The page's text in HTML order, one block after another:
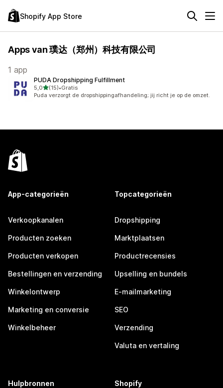
Shopify App Store
Apps van 璞达（郑州）科技有限公司
1 app
PUDA Dropshipping Fulfillment
5,0van 5 sterren
(15)
15 recensies in totaal
•Gratis
Puda verzorgt de dropshippingafhandeling; jij richt je op de omzet.
App-categorieën
Verkoopkanalen
Producten zoeken
Producten verkopen
Bestellingen en verzending
Winkelontwerp
Marketing en conversie
Winkelbeheer
Topcategorieën
Dropshipping
Marktplaatsen
Productrecensies
Upselling en bundels
E-mailmarketing
SEO
Verzending
Valuta en vertaling
Hulpbronnen Shopify